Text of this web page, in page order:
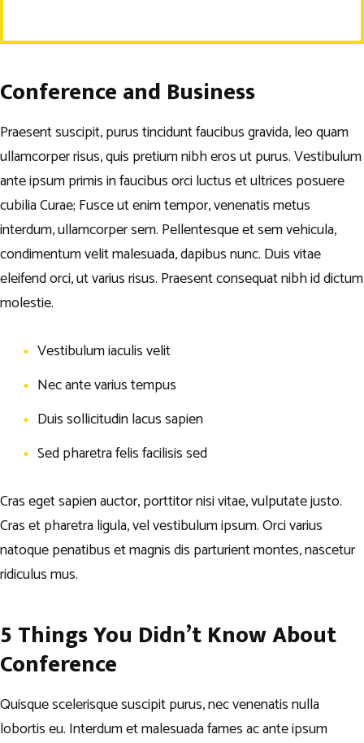
Conference and Business
Praesent suscipit, purus tincidunt faucibus gravida, leo quam
ullamcorper risus, quis pretium nibh eros ut purus. Vestibulum
ante ipsum primis in faucibus orci luctus et ultrices posuere
cubilia Curae; Fusce ut enim tempor, venenatis metus
interdum, ullamcorper sem. Pellentesque et sem vehicula,
condimentum velit malesuada, dapibus nunc. Duis vitae
eleifend orci, ut varius risus. Praesent consequat nibh id dictum
molestie.
Vestibulum iaculis velit
Nec ante varius tempus
Duis sollicitudin lacus sapien
Sed pharetra felis facilisis sed
Cras eget sapien auctor, porttitor nisi vitae, vulputate justo.
Cras et pharetra ligula, vel vestibulum ipsum. Orci varius
natoque penatibus et magnis dis parturient montes, nascetur
ridiculus mus.
5 Things You Didn’t Know About
Conference
Quisque scelerisque suscipit purus, nec venenatis nulla
lobortis eu. Interdum et malesuada fames ac ante ipsum